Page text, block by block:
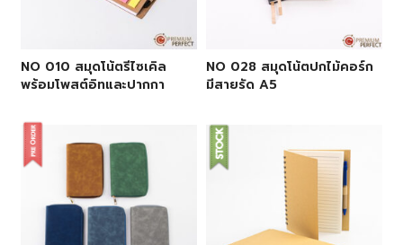
NO 010 สมุดโน้ตรีไซเคิล
พร้อมโพสต์อิทและปากกา
NO 028 สมุดโน้ตปกไม้คอร์ก
มีสายรัด A5